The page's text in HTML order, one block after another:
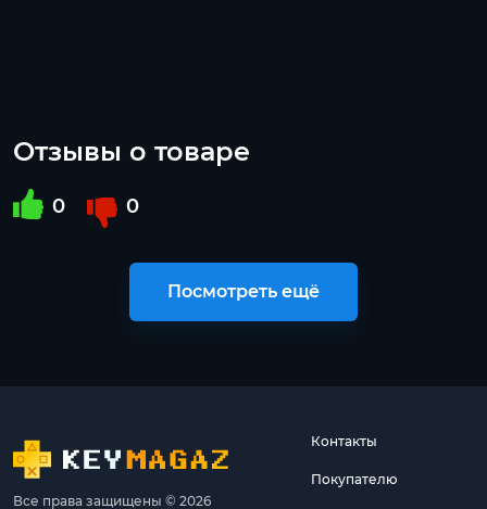
Отзывы о товаре
0 0
Посмотреть ещё
Все права защищены © 2026
Контакты
Покупателю